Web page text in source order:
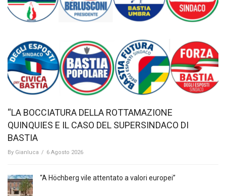
“LA BOCCIATURA DELLA ROTTAMAZIONE
QUINQUIES E IL CASO DEL SUPERSINDACO DI
BASTIA
By Gianluca / 6 Agosto 2026
“A Höchberg vile attentato a valori europei”